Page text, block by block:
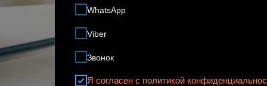
WhatsApp
Viber
Звонок
Я согласен с политикой